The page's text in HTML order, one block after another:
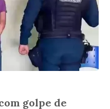
golpe de